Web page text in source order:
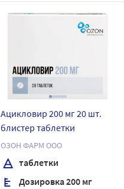
Ацикловир 200 мг 20 шт.
блистер таблетки
ОЗОН ФАРМ ООО
таблетки
Дозировка 200 мг